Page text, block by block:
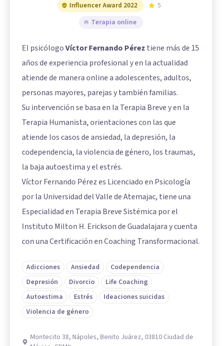
Influencer Award 2022
5
Terapia online
El psicólogoVíctor Fernando Pérez tiene más de 15
años de experiencia profesional y en la actualidad
atiende de manera online a adolescentes, adultos,
personas mayores, parejas y también familias.
Su intervención se basa en la Terapia Breve y en la
Terapia Humanista, orientaciones con las que
atiende los casos de ansiedad, la depresión, la
codependencia, la violencia de género, los traumas,
la baja autoestima y el estrés.
Víctor Fernando Pérez es Licenciado en Psicología
por la Universidad del Valle de Atemajac, tiene una
Especialidad en Terapia Breve Sistémica por el
Instituto Milton H. Erickson de Guadalajara y cuenta
con una Certificación en Coaching Transformacional.
Adicciones Ansiedad
Codependencia
Depresión
Divorcio
Life Coaching
Autoestima
Estrés
Ideaciones suicidas
Violencia de género
Montecito 38, Nápoles, Benito Juárez, 03810 Ciudad de